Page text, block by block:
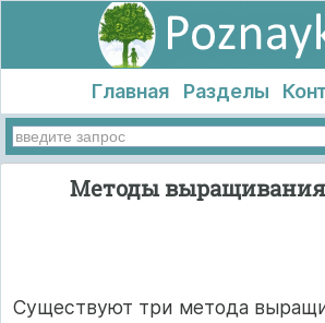
Главная Разделы
Методы
Существуют три метода